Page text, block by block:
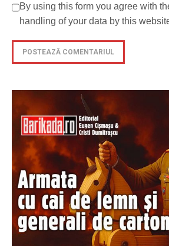
By using this form you agree with
handling of your data by this